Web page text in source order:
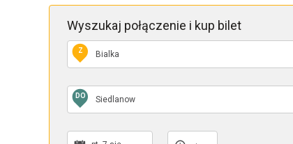
Wyszukaj połączenie i kup bilet
Z
DO